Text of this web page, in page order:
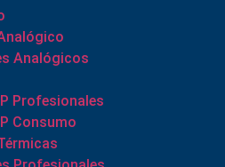
Analógicos
Profesionales
Consumo